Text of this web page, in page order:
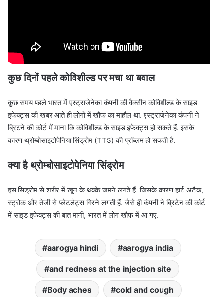
कुछ दिनों पहले कोविशील्ड पर मचा था बवाल
कुछ समय पहले भारत में एस्ट्राजेनेका कंपनी की वैक्सीन कोविशील्ड के साइड
इफेक्ट्स की खबर आते ही लोगों में खौफ का माहौल था. एस्ट्राजेनेका कंपनी ने
ब्रिटने की कोर्ट में माना कि कोविशील्ड के साइड इफेक्ट्स हो सकते हैं. इसके
कारण थ्रोम्बोसाइटोपेनिया सिंड्रोम (TTS) की प्रॉब्लम हो सकती है.
क्या है थ्रोम्बोसाइटोपेनिया सिंड्रोम
इस सिड्रोम से शरीर में खून के थक्के जमने लगते हैं. जिसके कारण हार्ट अटैक,
स्ट्रोक और तेजी से प्लेटलेट्स गिरने लगती हैं. जैसे ही कंपनी ने ब्रिटेन की कोर्ट
में साइड इफेक्ट्स की बात मानी, भारत में लोग खौफ में आ गए.
aarogya hindi aarogya india
and redness at the injection site
Body aches cold and cough